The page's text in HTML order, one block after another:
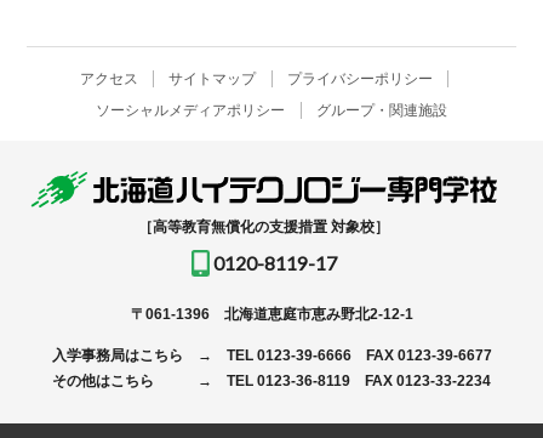
アクセス サイトマップ
プライバシーポリシー
ソーシャルメディアポリシー
グループ・関連施設
［高等教育無償化の支援措置 対象校］
0120-8119-17
〒061-1396 北海道恵庭市恵み野北2-12-1
入学事務局はこちら → TEL 0123-39-6666FAX 0123-39-6677
その他はこちら → TEL 0123-36-8119 FAX 0123-33-2234